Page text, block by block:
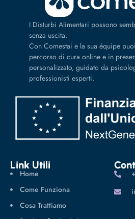
I Disturbi Alimentari possono
senza uscita.
Con Comestai e la sua équipe
percorso di cura online e in
personalizzato, guidato da
professionisti esperti.
Link Utili
Home
Come Funziona
Cosa Trattiamo